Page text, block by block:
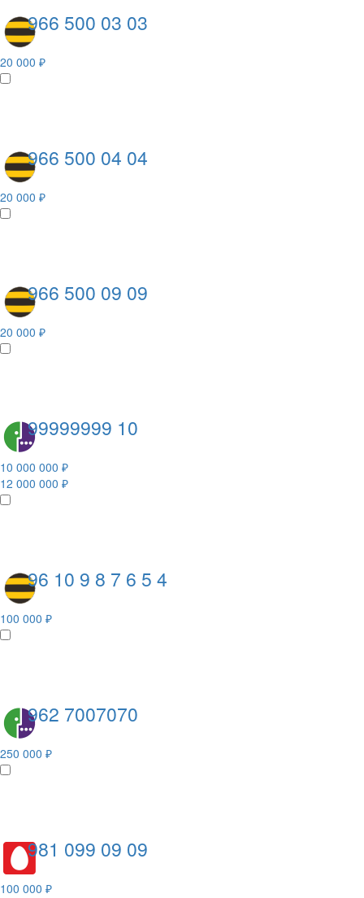
966 500 03 03
20 000 ₽
966 500 04 04
20 000 ₽
966 500 09 09
20 000 ₽
99999999 10
10 000 000 ₽
12 000 000 ₽
96 10 9 8 7 6 5 4
100 000 ₽
962 7007070
250 000 ₽
981 099 09 09
100 000 ₽